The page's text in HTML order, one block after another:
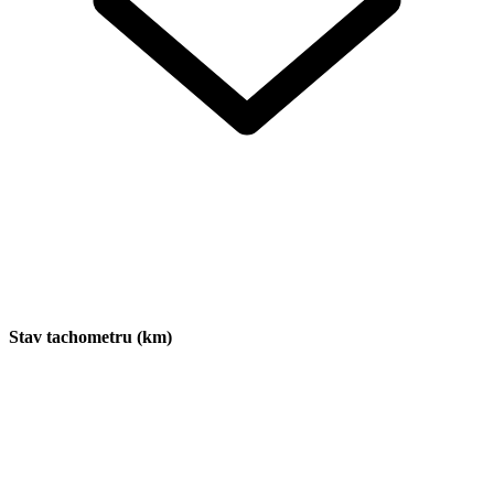
Stav tachometru (km)